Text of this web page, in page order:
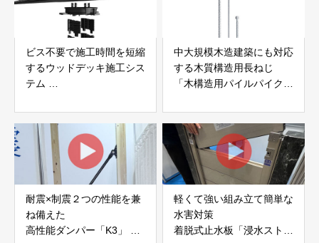
ビス不要で施工時間を短縮
するウッドデッキ施工シス
テム
JAPAN
中大規模木造建築にも対応
する木質構造用長ねじ
「木構造用パイルパイクビ
耐震×制震２つの性能を兼
ね備えた
高性能ダンパー「K3」 富
軽くて強い組み立て簡単な
水害対策
着脱式止水板「浸水ストッ